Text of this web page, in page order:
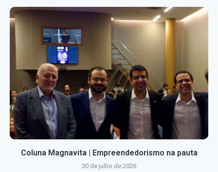
Coluna Magnavita | Empreendedorismo na pauta
30 de julho de 2026